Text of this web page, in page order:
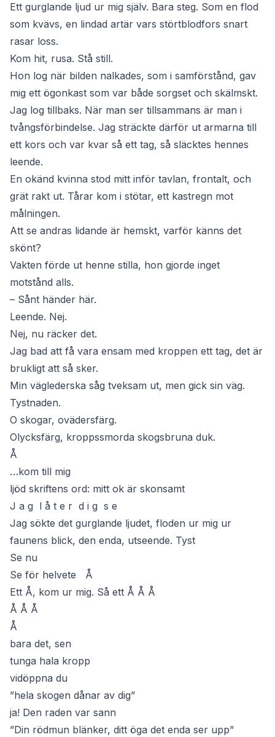
Ett gurglande ljud ur mig själv. Bara steg. Som en flod
som kvävs, en lindad artär vars störtblodfors snart
rasar loss.
Kom hit, rusa. Stå still.
Hon log när bilden nalkades, som i samförstånd, gav
mig ett ögonkast som var både sorgset och skälmskt.
Jag log tillbaks. När man ser tillsammans är man i
tvångsförbindelse. Jag sträckte därför ut armarna till
ett kors och var kvar så ett tag, så släcktes hennes
leende.
En okänd kvinna stod mitt inför tavlan, frontalt, och
grät rakt ut. Tårar kom i stötar, ett kastregn mot
målningen.
Att se andras lidande är hemskt, varför känns det
skönt?
Vakten förde ut henne stilla, hon gjorde inget
motstånd alls.
– Sånt händer här.
Leende. Nej.
Nej, nu räcker det.
Jag bad att få vara ensam med kroppen ett tag, det är
brukligt att så sker.
Min väglederska såg tveksam ut, men gick sin väg.
Tystnaden.
O skogar, ovädersfärg.
Olycksfärg, kroppssmorda skogsbruna duk.
Å
…kom till mig
ljöd skriftens ord: mitt ok är skonsamt
J a g l å t e r d i g s e
Jag sökte det gurglande ljudet, floden ur mig ur
faunens blick, den enda, utseende. Tyst
Se nu
Se för helvete Å
Ett Å, kom ur mig. Så ett Å Å Å
Å Å Å
Å
bara det, sen
tunga hala kropp
vidöppna du
”hela skogen dånar av dig”
ja! Den raden var sann
”Din rödmun blänker, ditt öga det enda ser upp”